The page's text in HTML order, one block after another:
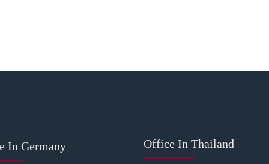
In Germany Office In Thailand